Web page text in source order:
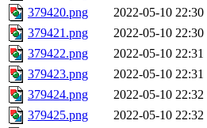
379420.png
2022-05-10 22:30
379421.png
2022-05-10 22:30
379422.png
2022-05-10 22:31
379423.png
2022-05-10 22:31
379424.png
2022-05-10 22:32
379425.png
2022-05-10 22:32